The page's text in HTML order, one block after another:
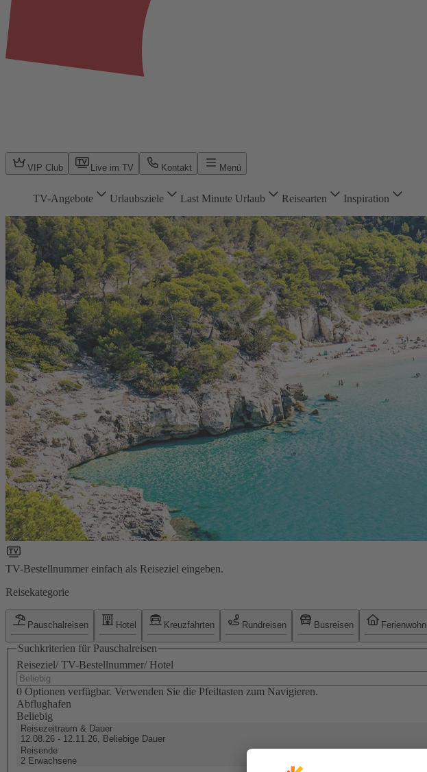
VIP Club Live im TV Kontakt Menü
TV-Angebote Urlaubsziele Last Minute Urlaub Reisearten Inspiration
TV-Bestellnummer einfach als Reiseziel eingeben.
Reisekategorie
Pauschalreisen Hotel Kreuzfahrten Rundreisen Busreisen
Suchkriterien für Pauschalreisen
Reiseziel/ TV-Bestellnummer/ Hotel
0 Optionen verfügbar. Verwenden Sie die Pfeiltasten zum Navigieren.
Abflughafen
Beliebig
Reisezeitraum & Dauer
12.08.26 - 12.11.26, Beliebige Dauer
Reisende
2 Erwachsene